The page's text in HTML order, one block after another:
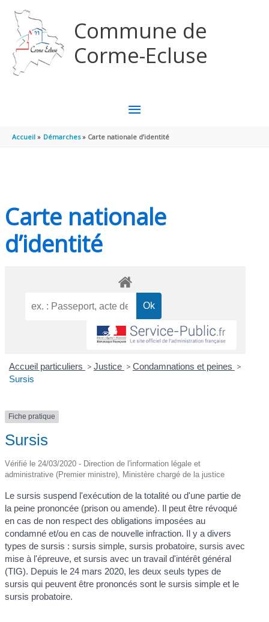
Commune de
Corme-Ecluse
MENU
PRINCIPAL
Accueil Démarches Carte nationale d’identité
Carte nationale
d’identité
Accueil particuliers > Justice > Condamnations et peines >
Sursis
Fiche pratique
Sursis
Vérifié le 24/03/2020 - Direction de l'information légale et
administrative (Premier ministre), Ministère chargé de la justice
Le sursis suspend l'exécution de la totalité ou d'une partie de
la peine prononcée (prison ou amende). Il peut être révoqué
en cas de non respect des obligations imposées au
condamné et/ou en cas de nouvelle infraction. Il y a divers
types de sursis : sursis simple, sursis probatoire, sursis avec
mise à l'épreuve, et sursis avec un travail d'intérêt général
(TIG). Depuis le 24 mars 2020, les deux seuls types de
sursis qui peuvent être prononcés sont le sursis simple et le
sursis probatoire.